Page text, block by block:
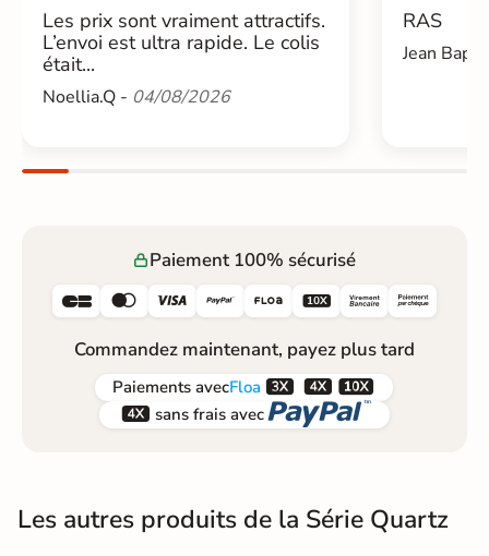
Les prix sont vraiment attractifs.
L’envoi est ultra rapide. Le colis
était...
Noellia.Q - 04/08/2026
RAS
Jean
Paiement 100% sécurisé
     
Commandez maintenant, payez plus tard
Paiements avecFloa  
 sans frais avec 
Les autres produits de la Série Quartz